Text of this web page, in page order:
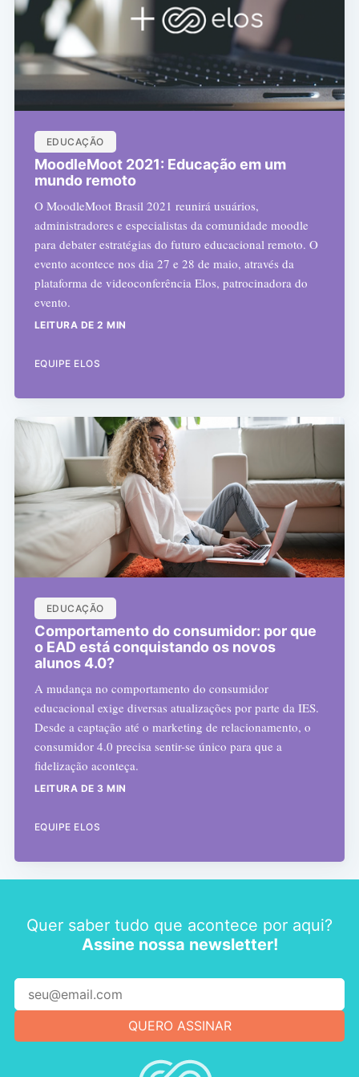
EDUCAÇÃO
MoodleMoot 2021: Educação em um
mundo remoto
O MoodleMoot Brasil 2021 reunirá usuários,
administradores e especialistas da comunidade moodle
para debater estratégias do futuro educacional remoto. O
evento acontece nos dia 27 e 28 de maio, através da
plataforma de videoconferência Elos, patrocinadora do
evento.
LEITURA DE 2 MIN
EQUIPE ELOS
EDUCAÇÃO
Comportamento do consumidor: por que
o EAD está conquistando os novos
alunos 4.0?
A mudança no comportamento do consumidor
educacional exige diversas atualizações por parte da IES.
Desde a captação até o marketing de relacionamento, o
consumidor 4.0 precisa sentir-se único para que a
fidelização aconteça.
LEITURA DE 3 MIN
EQUIPE ELOS
Quer saber tudo que acontece por aqui?
Assine nossa newsletter!